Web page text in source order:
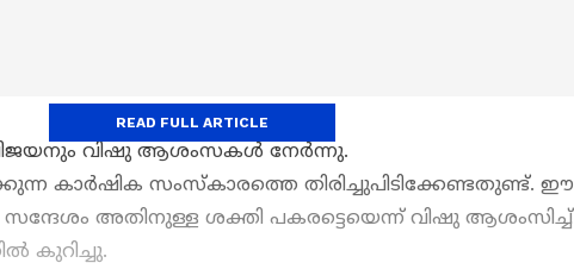
വിജയനും വിഷു ആശംസകള്‍ നേർന്നു.
കാർഷിക സംസ്കാരത്തെ തിരിച്ചുപിടിക്കേണ്ടതുണ്ട്. ഈ
അതിനുള്ള ശക്തി പകരട്ടെയെന്ന് വിഷു ആശംസിച്ച്
കുറിച്ചു.
READ FULL ARTICLE